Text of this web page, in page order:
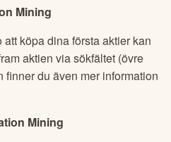
Mining
köpa dina första aktier kan
aktien via sökfältet (övre
finner du även mer information
Mining